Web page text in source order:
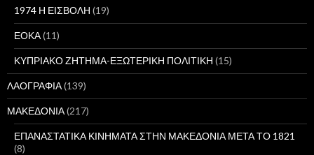
1974 Η ΕΙΣΒΟΛΗ (19)
ΕΟΚΑ(11)
ΚΥΠΡΙΑΚΟ ΖΗΤΗΜΑ-ΕΞΩΤΕΡΙΚΗ ΠΟΛΙΤΙΚΗ (15)
ΛΑΟΓΡΑΦΙΑ(139)
ΜΑΚΕΔΟΝΙΑ(217)
ΕΠΑΝΑΣΤΑΤΙΚΑ ΚΙΝΗΜΑΤΑ ΣΤΗΝ ΜΑΚΕΔΟΝΙΑ ΜΕΤΑ ΤΟ 1821
(8)